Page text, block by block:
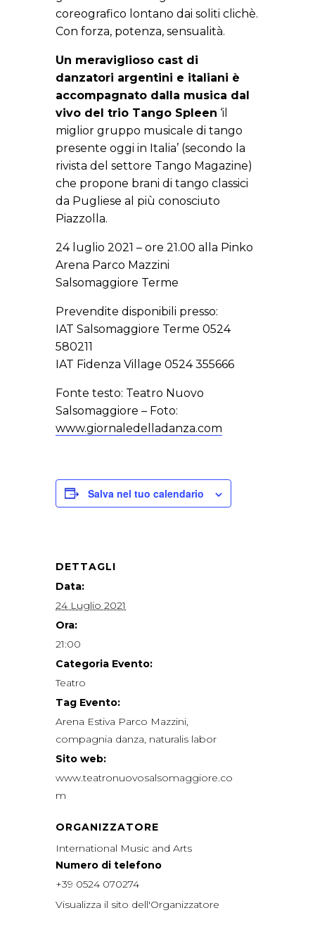
coreografico lontano dai soliti clichè.
Con forza, potenza, sensualità.
Un meraviglioso cast di
danzatori argentini e italiani è
accompagnato dalla musica dal
vivo del trio Tango Spleen ‘il
miglior gruppo musicale di tango
presente oggi in Italia’ (secondo la
rivista del settore Tango Magazine)
che propone brani di tango classici
da Pugliese al più conosciuto
Piazzolla.
24 luglio 2021 – ore 21.00 alla Pinko
Arena Parco Mazzini
Salsomaggiore Terme
Prevendite disponibili presso:
IAT Salsomaggiore Terme 0524
580211
IAT Fidenza Village 0524 355666
Fonte testo: Teatro Nuovo
Salsomaggiore – Foto:
www.giornaledelladanza.com
Salva nel tuo calendario
DETTAGLI
Data:
24 Luglio 2021
Ora:
21:00
Categoria Evento:
Teatro
Tag Evento:
Arena Estiva Parco Mazzini
compagnia danza naturalis labor
Sito web:
www.teatronuovosalsomaggiore.co
m
ORGANIZZATORE
International Music and Arts
Numero di telefono
+39 0524 070274
Visualizza il sito dell'Organizzatore